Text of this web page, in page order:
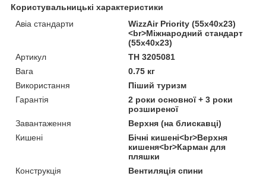
Користувальницькі характеристики
Авіа стандарти
WizzAir Priority (55x40x23)
<br>Міжнародний стандарт
(55х40х23)
Артикул
TH 3205081
Вага
0.75 кг
Використання
Піший туризм
Гарантія
2 роки основної + 3 роки
розширеної
Завантаження
Верхня (на блискавці)
Кишені
Бічні кишені<br>Верхня
кишеня<br>Карман для
пляшки
Конструкція
Вентиляція спини